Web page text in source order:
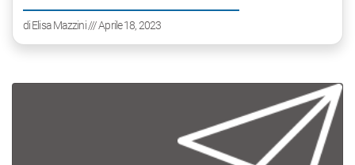
diElisa Mazzini/// Aprile 18, 2023